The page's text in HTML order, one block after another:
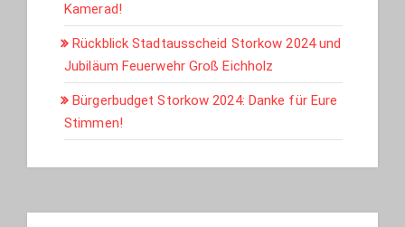
Kamerad!
Rückblick Stadtausscheid Storkow 2024 und
Jubiläum Feuerwehr Groß Eichholz
Bürgerbudget Storkow 2024: Danke für Eure
Stimmen!